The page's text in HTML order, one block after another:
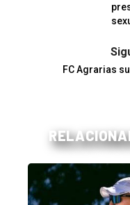
FC Agrarias